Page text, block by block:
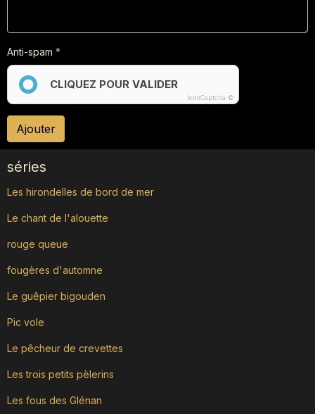
Anti-spam
CLIQUEZ POUR VALIDER
IconCaptcha ©
Ajouter
séries
Les hirondelles de bord de mer
Le chant de l'alouette
rouge queue
fougères d'automne
Le guêpier bigouden
Pic vole
Le pêcheur de crevettes
Les trois petits pèlerins
Les fous des Glénan